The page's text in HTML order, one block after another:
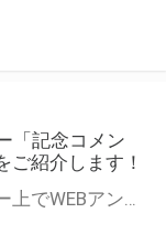
「記念コメン
ご紹介します！
とらのあなWEBオンリー上でWEBアンソロジーが作成できる「記念コメント」について、その使い方や作成手順を解説します！ 支援タイプを「サークル参加型」「サークル参加型・マルシェ(イベント会場)機能付き」でお申し込みいただいている主催者様はぜひご活用ください♪ とらのあなWEBオンリーサイトはこちら